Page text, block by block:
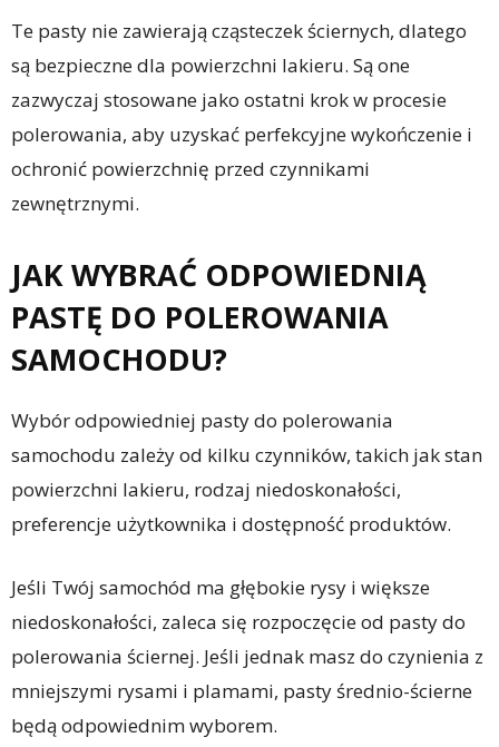
Te pasty nie zawierają cząsteczek ściernych, dlatego
są bezpieczne dla powierzchni lakieru. Są one
zazwyczaj stosowane jako ostatni krok w procesie
polerowania, aby uzyskać perfekcyjne wykończenie i
ochronić powierzchnię przed czynnikami
zewnętrznymi.
JAK WYBRAĆ ODPOWIEDNIĄ
PASTĘ DO POLEROWANIA
SAMOCHODU?
Wybór odpowiedniej pasty do polerowania
samochodu zależy od kilku czynników, takich jak stan
powierzchni lakieru, rodzaj niedoskonałości,
preferencje użytkownika i dostępność produktów.
Jeśli Twój samochód ma głębokie rysy i większe
niedoskonałości, zaleca się rozpoczęcie od pasty do
polerowania ściernej. Jeśli jednak masz do czynienia z
mniejszymi rysami i plamami, pasty średnio-ścierne
będą odpowiednim wyborem.